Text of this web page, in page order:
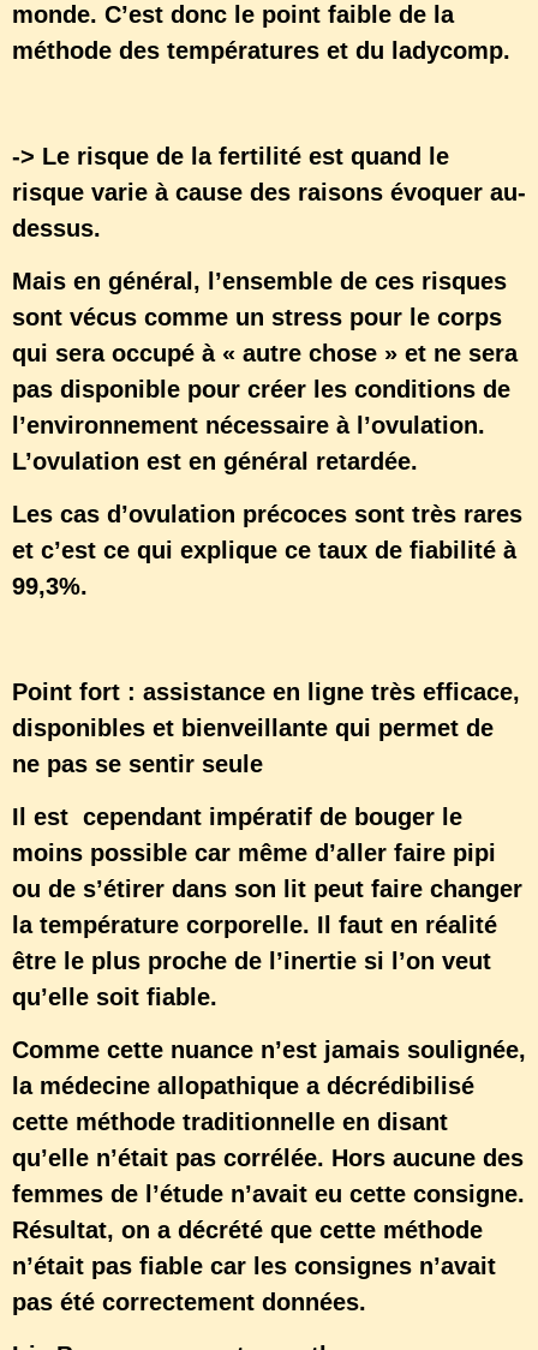
monde. C’est donc le point faible de la
méthode des températures et du ladycomp.
-> Le risque de la fertilité est quand le
risque varie à cause des raisons évoquer au-
dessus.
Mais en général, l’ensemble de ces risques
sont vécus comme un stress pour le corps
qui sera occupé à « autre chose » et ne sera
pas disponible pour créer les conditions de
l’environnement nécessaire à l’ovulation.
L’ovulation est en général retardée.
Les cas d’ovulation précoces sont très rares
et c’est ce qui explique ce taux de fiabilité à
99,3%.
Point fort : assistance en ligne très efficace,
disponibles et bienveillante qui permet de
ne pas se sentir seule
Il est cependant impératif de bouger le
moins possible car même d’aller faire pipi
ou de s’étirer dans son lit peut faire changer
la température corporelle. Il faut en réalité
être le plus proche de l’inertie si l’on veut
qu’elle soit fiable.
Comme cette nuance n’est jamais soulignée,
la médecine allopathique a décrédibilisé
cette méthode traditionnelle en disant
qu’elle n’était pas corrélée. Hors aucune des
femmes de l’étude n’avait eu cette consigne.
Résultat, on a décrété que cette méthode
n’était pas fiable car les consignes n’avait
pas été correctement données.